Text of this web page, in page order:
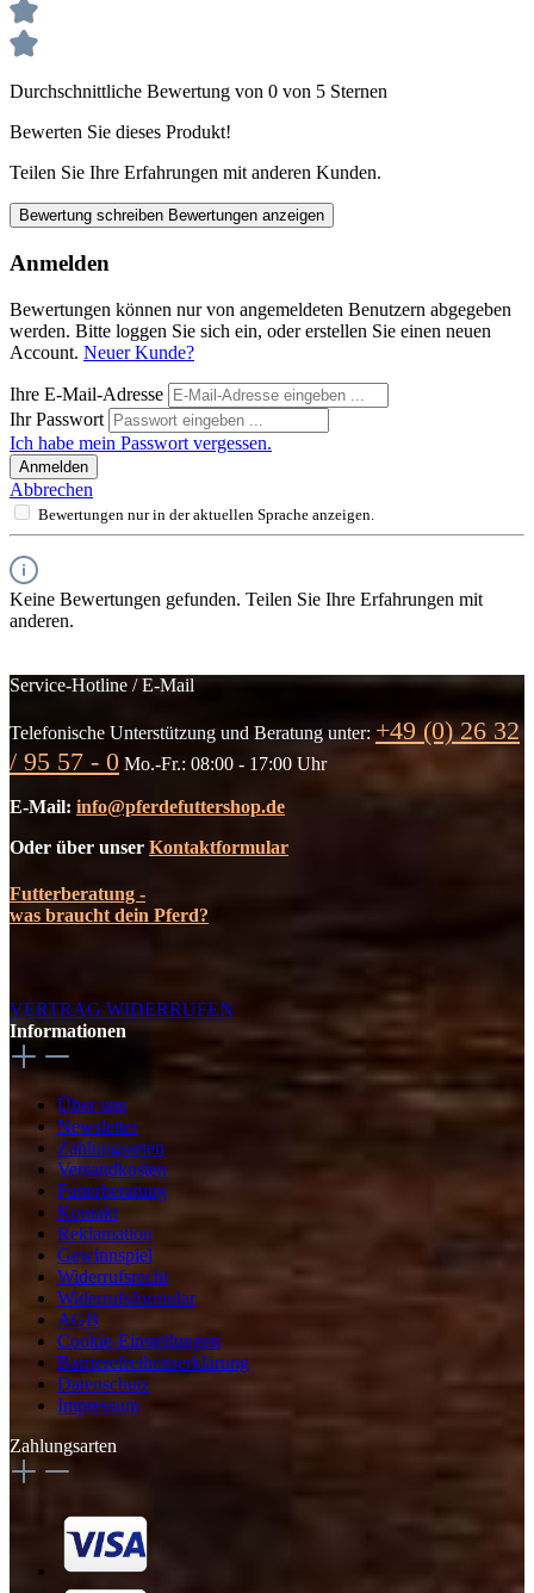
Durchschnittliche Bewertung von 0 von 5 Sternen
Bewerten Sie dieses Produkt!
Teilen Sie Ihre Erfahrungen mit anderen Kunden.
Bewertung schreiben Bewertungen anzeigen
Anmelden
Bewertungen können nur von angemeldeten Benutzern abgegeben
werden. Bitte loggen Sie sich ein, oder erstellen Sie einen neuen
Account. Neuer Kunde?
Ihre E-Mail-Adresse
Ihr Passwort
Ich habe mein Passwort vergessen.
Anmelden
Abbrechen
Bewertungen nur in der aktuellen Sprache anzeigen.
Keine Bewertungen gefunden. Teilen Sie Ihre Erfahrungen mit
anderen.
Service-Hotline / E-Mail
Telefonische Unterstützung und Beratung unter: +49 (0) 26 32
/ 95 57 - 0 Mo.-Fr.: 08:00 - 17:00 Uhr
E-Mail: info@pferdefuttershop.de
Oder über unser Kontaktformular
Futterberatung -
was braucht dein Pferd?
VERTRAG WIDERRUFEN
Informationen
Über uns
Newsletter
Zahlungsarten
Versandkosten
Futterberatung
Kontakt
Reklamation
Gewinnspiel
Widerrufsrecht
Widerrufsformular
AGB
Cookie-Einstellungen
Barrierefreiheitserklärung
Datenschutz
Impressum
Zahlungsarten